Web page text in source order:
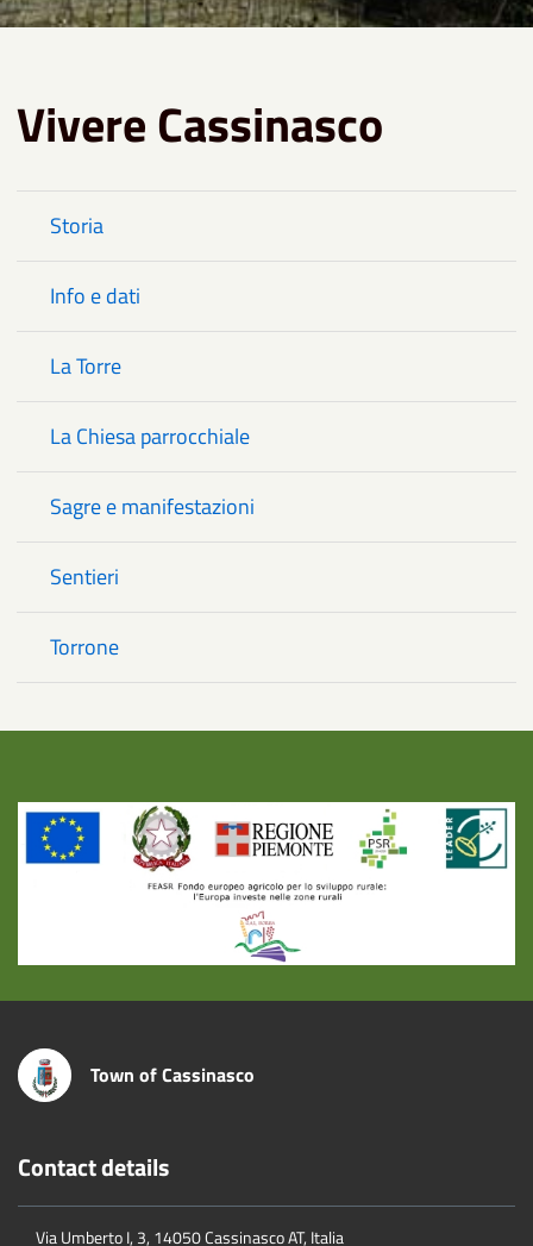
Vivere Cassinasco
Storia
Info e dati
La Torre
La Chiesa parrocchiale
Sagre e manifestazioni
Sentieri
Torrone
Title
Town of Cassinasco
Contact details
Via Umberto I, 3, 14050 Cassinasco AT, Italia